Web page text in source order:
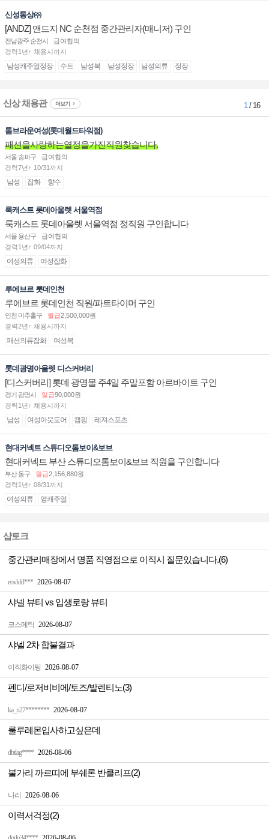
신성통상㈜
[ANDZ] 앤드지 NC 순천점 중간관리자(매니저) 구인
전남광주 순천시
급여협의
경력1년↑ 채용시까지
남성캐주얼정장 수트 남성복 남성정장 남성의류 정장
신상 채용관 더보기 1/ 16
톰브라운여성(롯데월드타워점)
패션을사랑하는열정을가진직원찾습니다.
서울 송파구
급여협의
경력7년↑ 10/31까지
남성 잡화 향수
룩캐스트 롯데아울렛 서울역점
룩캐스트 롯데아울렛 서울역점 정직원 구인합니다
서울 용산구
급여협의
경력1년↑ 09/04까지
여성의류 여성잡화
루에브르 롯데인천
루에브르 롯데인천 직원/파트타이머 구인
인천 미추홀구 월급2,500,000원
경력2년↑ 채용시까지
패션의류잡화 여성복
롯데광명아울렛 디스커버리
[디스커버리] 롯데 광명몰 주4일 주말포함 아르바이트 구인
경기 광명시 일급90,000원
경력1년↑ 채용시까지
남성 여성아웃도어 캠핑 레져스포츠
현대커넥트 스튜디오톰보이&보브
현대커넥트 부산 스튜디오톰보이&보브 직원을 구인합니다
부산 동구 월급2,156,880원
경력1년↑ 08/31까지
여성의류 영캐주얼
샵토크
eovkfd*** 2026-08-07
중간관리매장에서 명품 직영점으로 이직시 질문있습니다.(6)
코스메틱 2026-08-07
샤넬 뷰티 vs 입생로랑 뷰티
이직화이팅 2026-08-07
샤넬 2차 합불결과
ka_n27******** 2026-08-07
펜디/로저비비에/토즈/발렌티노(3)
dbtlag**** 2026-08-06
룰루레몬입사하고싶은데
나리 2026-08-06
불가리 까르띠에 부쉐론 반클리프(2)
이력서걱정(2)